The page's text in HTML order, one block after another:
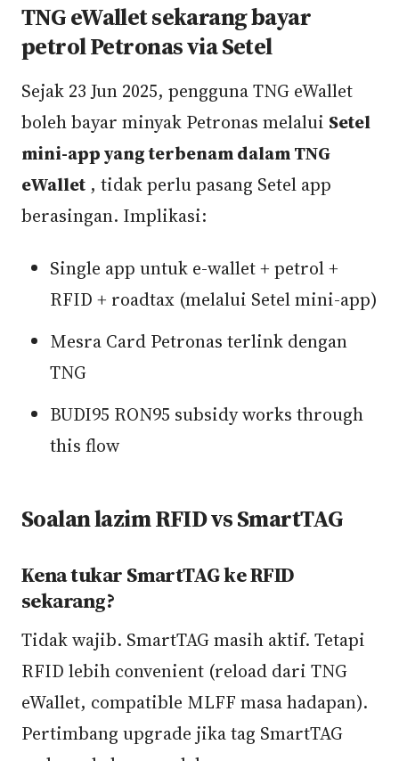
TNG eWallet sekarang bayar
petrol Petronas via Setel
Sejak 23 Jun 2025, pengguna TNG eWallet
boleh bayar minyak Petronas melalui Setel
mini-app yang terbenam dalam TNG
eWallet , tidak perlu pasang Setel app
berasingan. Implikasi:
Single app untuk e-wallet + petrol +
RFID + roadtax (melalui Setel mini-app)
Mesra Card Petronas terlink dengan
TNG
BUDI95 RON95 subsidy works through
this flow
Soalan lazim RFID vs SmartTAG
Kena tukar SmartTAG ke RFID
sekarang?
Tidak wajib. SmartTAG masih aktif. Tetapi
RFID lebih convenient (reload dari TNG
eWallet, compatible MLFF masa hadapan).
Pertimbang upgrade jika tag SmartTAG